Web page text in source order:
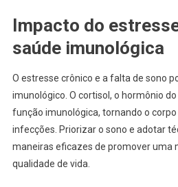
Impacto do
saúde imunológica
O estresse crônico e a falta de sono
imunológico. O cortisol, o hormônio
função imunológica, tornando o
infecções. Priorizar o sono e adotar
maneiras eficazes de promover uma
qualidade de vida.